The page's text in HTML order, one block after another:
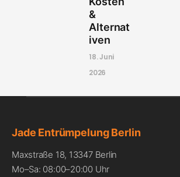
&
Alternat
iven
18. Juni
2026
Jade Entrümpelung Berlin
Maxstraße 18, 13347 Berlin
Mo–Sa: 08:00–20:00 Uhr